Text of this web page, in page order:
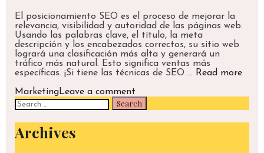
El posicionamiento SEO es el proceso de mejorar la
relevancia, visibilidad y autoridad de las páginas web.
Usando las palabras clave, el título, la meta
descripción y los encabezados correctos, su sitio web
logrará una clasificación más alta y generará un
tráfico más natural. Esto significa ventas más
específicas. ¡Si tiene las técnicas de SEO … Read more¿El
Categories
MarketingLeave a comment
Search
for:
Archives